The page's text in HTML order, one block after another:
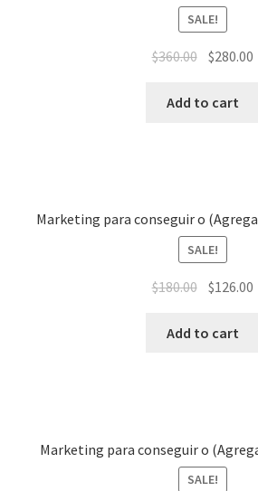
SALE!
$360.00 $280.00
Add to cart
Marketing para conseguir o
SALE!
$180.00 $126.00
Add to cart
Marketing para conseguir o
SALE!